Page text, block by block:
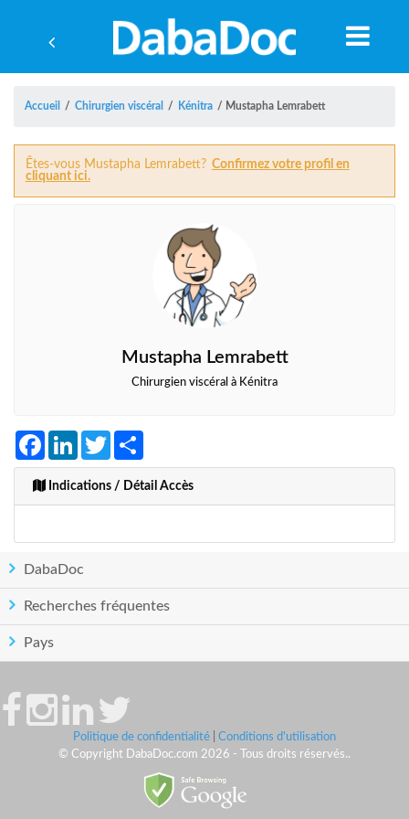
Accueil / Chirurgien viscéral / Kénitra / Mustapha Lemrabett
Êtes-vous Mustapha Lemrabett? Confirmez votre profil en
cliquant ici.
Mustapha Lemrabett
Chirurgien viscéral à Kénitra
FacebookLinkedInTwitter
Indications / Détail Accès
DabaDoc
Recherches fréquentes
Pays
Politique de confidentialité
Conditions d'utilisation
© Copyright DabaDoc.com 2026 - Tous droits réservés..